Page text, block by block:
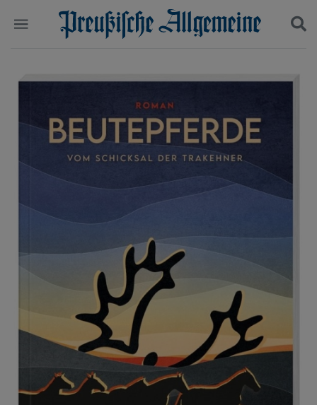
Start
Wer wir sind
Aktuelle Ausgabe
Abonnenten-Login
Abonnent werden
Abo Prämien
Archiv
Mediadaten
Wirtschaft
Panorama
Gesellschaft
Leben
Geschichte
Ostpreußen
Pommern
Berlin-Brandenburg
Danzig und Westpreußen
Bücher
Suchen und finden